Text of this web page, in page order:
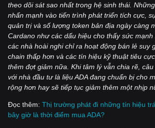
theo dõi sát sao nhất trong hệ sinh thái.
nhấn mạnh vào tiến trình phát triển tích cực,
quản trị và số lượng token bản địa ngày càng
Cardano như các dấu hiệu cho thấy sức mạnh
các nhà hoài nghi chỉ ra hoạt động bán lẻ suy
chain thấp hơn và các tín hiệu kỹ thuật tiêu
thêm đợt giảm nữa. Khi tâm lý vẫn chia rẽ,
với nhà đầu tư là liệu ADA đang chuẩn bị cho
rộng hơn hay sẽ tiếp tục giảm thêm một nhịp
Đọc thêm: Thị trường phát đi những tín hiệu
bây giờ là thời điểm mua ADA?